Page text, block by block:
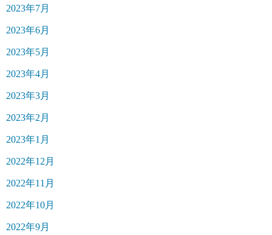
2023年7月
2023年6月
2023年5月
2023年4月
2023年3月
2023年2月
2023年1月
2022年12月
2022年11月
2022年10月
2022年9月